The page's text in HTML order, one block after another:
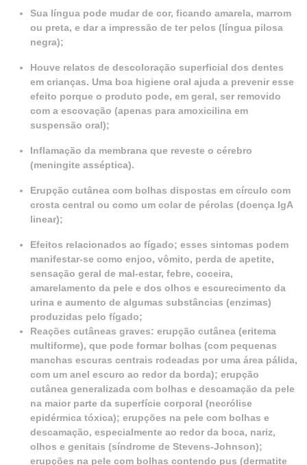
Sua língua pode mudar de cor, ficando amarela, marrom
ou preta, e dar a impressão de ter pelos (língua pilosa
negra);
Houve relatos de descoloração superficial dos dentes
em crianças. Uma boa higiene oral ajuda a prevenir esse
efeito porque o produto pode, em geral, ser removido
com a escovação (apenas para amoxicilina em
suspensão oral);
Inflamação da membrana que reveste o cérebro
(meningite asséptica).
Erupção cutânea com bolhas dispostas em círculo com
crosta central ou como um colar de pérolas (doença IgA
linear);
Efeitos relacionados ao fígado; esses sintomas podem
manifestar-se como enjoo, vômito, perda de apetite,
sensação geral de mal-estar, febre, coceira,
amarelamento da pele e dos olhos e escurecimento da
urina e aumento de algumas substâncias (enzimas)
produzidas pelo fígado;
Reações cutâneas graves: erupção cutânea (eritema
multiforme), que pode formar bolhas (com pequenas
manchas escuras centrais rodeadas por uma área pálida,
com um anel escuro ao redor da borda); erupção
cutânea generalizada com bolhas e descamação da pele
na maior parte da superfície corporal (necrólise
epidérmica tóxica); erupções na pele com bolhas e
descamação, especialmente ao redor da boca, nariz,
olhos e genitais (síndrome de Stevens-Johnson);
erupções na pele com bolhas contendo pus (dermatite